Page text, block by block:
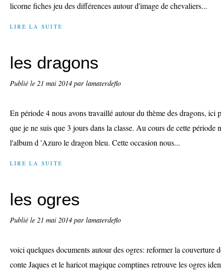
licorne fiches jeu des différences autour d'image de chevaliers...
LIRE LA SUITE
les dragons
Publié le 21 mai 2014 par lamaterdeflo
En période 4 nous avons travaillé autour du thème des dragons, ici
que je ne suis que 3 jours dans la classe. Au cours de cette période
l'album d 'Azuro le dragon bleu. Cette occasion nous...
LIRE LA SUITE
les ogres
Publié le 21 mai 2014 par lamaterdeflo
voici quelques documents autour des ogres: reformer la couverture
conte Jaques et le haricot magique comptines retrouve les ogres